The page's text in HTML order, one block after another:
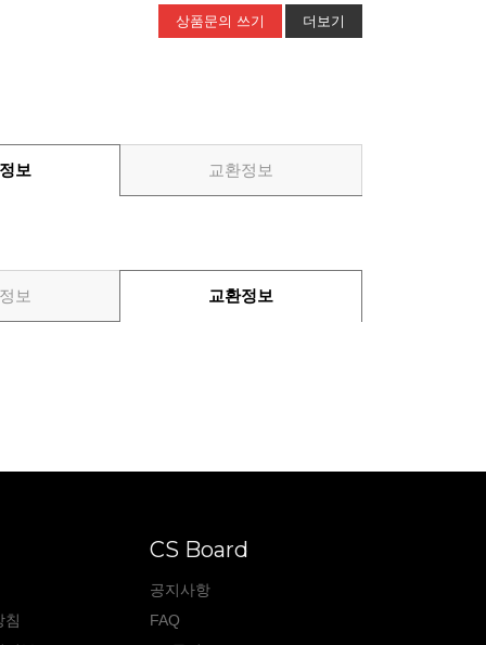
상품문의 쓰기 더보기
보 교환정보
보 교환정보
침
CS Board
공지사항
FAQ